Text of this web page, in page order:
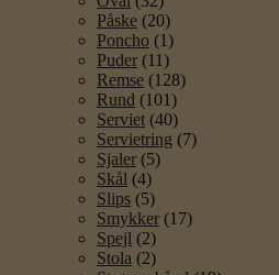
Påske (20)
Poncho (1)
Puder (11)
Remse (128)
Rund (101)
Serviet (40)
Servietring (7)
Sjaler (5)
Skål (4)
Slips (5)
Smykker (17)
Spejl (2)
Stola (2)